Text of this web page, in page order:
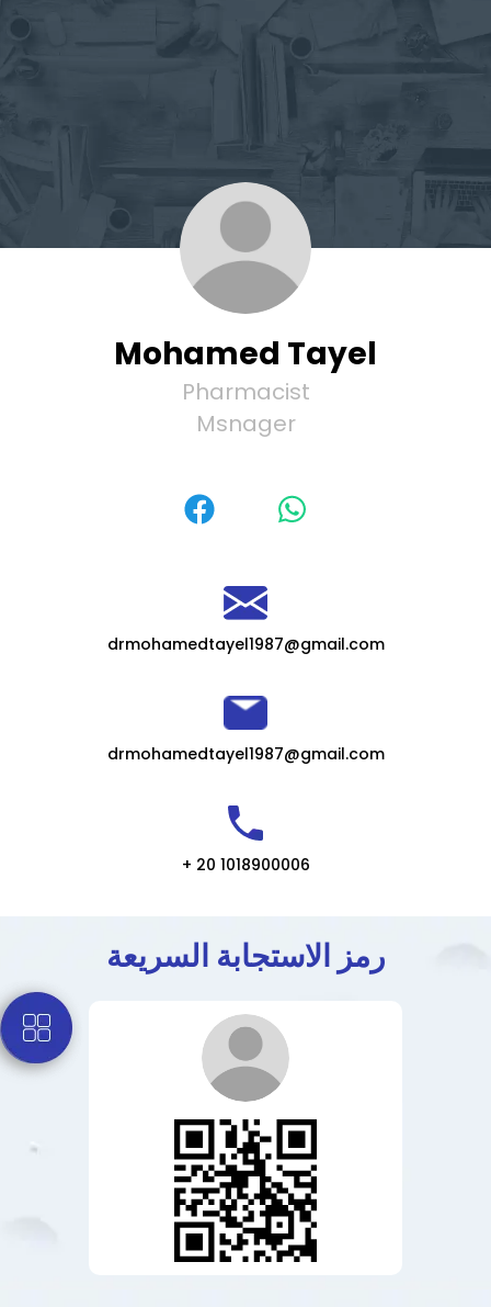
Mohamed Tayel
Pharmacist
Msnager
drmohamedtayel1987@gmail.com
drmohamedtayel1987@gmail.com
+ 20 1018900006
رمز الاستجابة السريعة